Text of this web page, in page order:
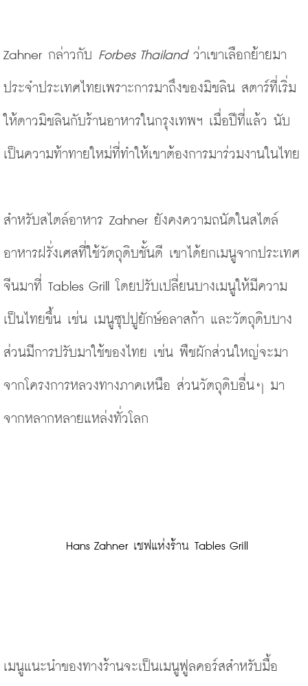
Zahner กล่าวกับ Forbes Thailand ว่าเขาเลือกย้ายมา
ประจำประเทศไทยเพราะการมาถึงของมิชลิน สตาร์ที่เริ่ม
ให้ดาวมิชลินกับร้านอาหารในกรุงเทพฯ เมื่อปีที่แล้ว นับ
เป็นความท้าทายใหม่ที่ทำให้เขาต้องการมาร่วมงานในไทย
สำหรับสไตล์อาหาร Zahner ยังคงความถนัดในสไตล์
อาหารฝรั่งเศสที่ใช้วัตถุดิบชั้นดี เขาได้ยกเมนูจากประเทศ
จีนมาที่ Tables Grill โดยปรับเปลี่ยนบางเมนูให้มีความ
เป็นไทยขึ้น เช่น เมนูซุปปูยักษ์อลาสก้า และวัตถุดิบบาง
ส่วนมีการปรับมาใช้ของไทย เช่น พืชผักส่วนใหญ่จะมา
จากโครงการหลวงทางภาคเหนือ ส่วนวัตถุดิบอื่นๆ มา
จากหลากหลายแหล่งทั่วโลก
Hans Zahner เชฟแห่งร้าน Tables Grill
เมนูแนะนำของทางร้านจะเป็นเมนูฟูลคอร์สสำหรับมื้อ